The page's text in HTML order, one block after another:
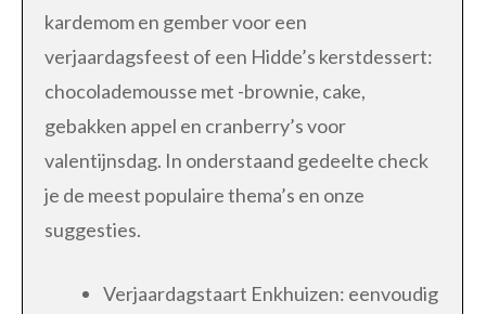
kardemom en gember voor een
verjaardagsfeest of een Hidde’s kerstdessert:
chocolademousse met -brownie, cake,
gebakken appel en cranberry’s voor
valentijnsdag. In onderstaand gedeelte check
je de meest populaire thema’s en onze
suggesties.
Verjaardagstaart Enkhuizen: eenvoudig